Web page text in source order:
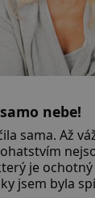
nebe!
sama. Až
je
jsem byla